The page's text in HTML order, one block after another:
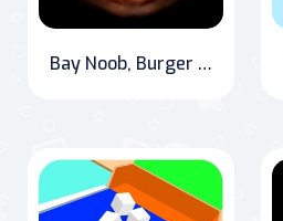
Bay Noob, Burger Ye